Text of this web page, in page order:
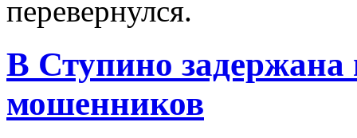
перевернулся.
В Ступино
мошенников